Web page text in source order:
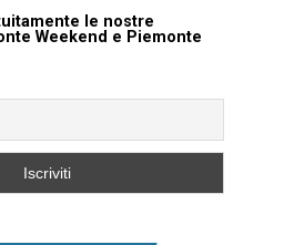
le nostre
Weekend e Piemonte